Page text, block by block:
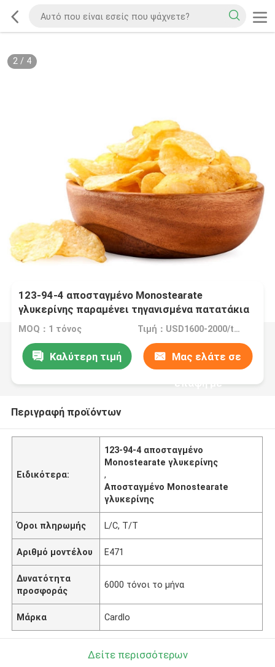
2/ 4
123-94-4 αποσταγμένο Monostearate
γλυκερίνης παραμένει τηγανισμένα πατατάκια
προϊόντων για πολύ καιρό
MOQ：1 τόνος Τιμή：USD1600-2000/ton
Καλύτερη τιμή Μας ελάτε σε
επαφή με
Περιγραφή προϊόντων
Ειδικότερα:
123-94-4 αποσταγμένο
Monostearate γλυκερίνης
,
Αποσταγμένο Monostearate
γλυκερίνης
Όροι πληρωμής L/C, T/T
Αριθμό μοντέλου E471
Δυνατότητα
προσφοράς
6000 τόνοι το μήνα
Μάρκα Cardlo
Δείτε περισσότερων